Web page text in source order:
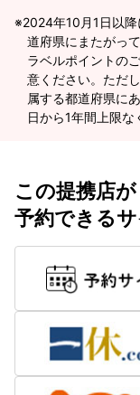
2024年10月1日以
道府県にまたがっ
ラベルポイントの
意ください。ただ
属する都道府県に
日から1年間上限な
この提携店が
予約できるサ